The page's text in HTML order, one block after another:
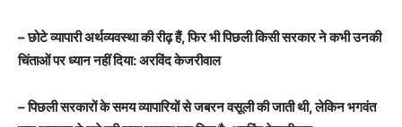
– छोटे व्यापारी अर्थव्यवस्था की रीढ़ हैं, फिर भी पिछली किसी सरकार ने कभी उनकी
चिंताओं पर ध्यान नहीं दिया: अरविंद केजरीवाल
– पिछली सरकारों के समय व्यापारियों से जबरन वसूली की जाती थी, लेकिन भगवंत